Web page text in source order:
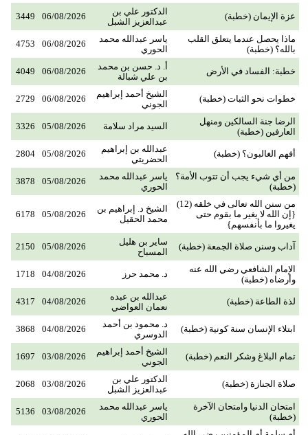
عزة الإيمان (خطبة)
الدكتور علي بن
عبدالعزيز الشبل
06/08/2026
3449
ماذا يحصل عندما يتعلق القلب
بالله؟ (خطبة)
ياسر عبدالله محمد
الحوري
06/08/2026
4753
خطبة: الفساد في الأرض
أ. د. حسن بن محمد
بن علي شبالة
06/08/2026
4049
خطوات نحو الثبات (خطبة)
الشيخ أحمد إبراهيم
الجوني
06/08/2026
2729
الرضا جنة السالكين ومنهل
العارفين (خطبة)
السيد مراد سلامة 05/08/2026
3326
أفهم الغالبون؟ (خطبة)
عبدالله بن إبراهيم
الحضريتي
05/08/2026
2804
من أي شيء يجب أن تتوب الأمة؟
(خطبة)
ياسر عبدالله محمد
الحوري
05/08/2026
3878
من سنن الله تعالى في خلقه (12)
{إن الله لا يغير ما بقوم حتى
يغيروا ما بأنفسهم}
الشيخ د. إبراهيم بن
محمد الحقيل
05/08/2026
6178
آداب وسنن صلاة الجمعة (خطبة)
ساير بن هليل
المسباح
05/08/2026
2150
الإمام الشافعي رضي الله عنه
وأرضاه (خطبة)
د. محمد حرز 04/08/2026
1718
لذة الطاعة (خطبة)
عبدالله بن عبده
نعمان العواضي
04/08/2026
4317
ابتلاء الإنسان سنة كونية (خطبة)
د. محمود بن أحمد
الدوسري
04/08/2026
3868
تمام البلاغ وشكر النعم (خطبة)
الشيخ أحمد إبراهيم
الجوني
03/08/2026
1697
صلاة الجنازة (خطبة)
الدكتور علي بن
عبدالعزيز الشبل
03/08/2026
2068
امتحان الدنيا وامتحان الآخرة
(خطبة)
ياسر عبدالله محمد
الحوري
03/08/2026
5136